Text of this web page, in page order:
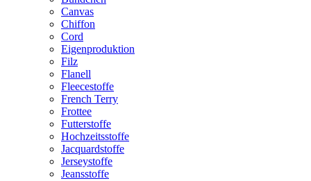
Canvas
Chiffon
Cord
Eigenproduktion
Filz
Flanell
Fleecestoffe
French Terry
Frottee
Futterstoffe
Hochzeitsstoffe
Jacquardstoffe
Jerseystoffe
Jeansstoffe